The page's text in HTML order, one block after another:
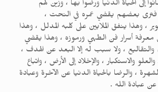
إلى الحياة الدنيا ورضوا بها ، وزين لهم
، فترى بعضهم يقضي عمره في النحت ،
، وهذا ينفق الملايين على كلبه المدلل ، وهذا
معرفة أسرار فن الطهي ورموزه ، وهذا يقضي
والتقاليع ، ولا سبب له إلا البعد عن الهدف ،
والاستكبار ، والإخلاد إلى الأرض ، واتباع
، والرضا بالحياة الدنيا عن الآخرة وعبادة
عبادة الله .